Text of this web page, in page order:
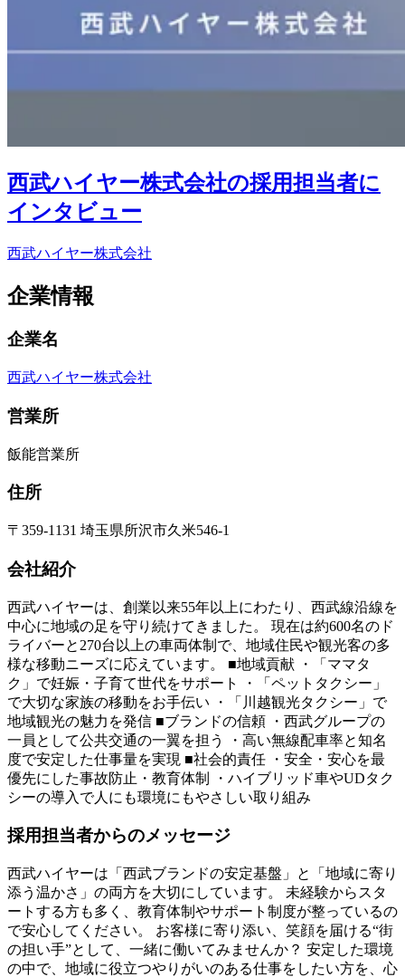
西武ハイヤー株式会社の採用担当者に
インタビュー
西武ハイヤー株式会社
企業情報
企業名
西武ハイヤー株式会社
営業所
飯能営業所
住所
〒359-1131 埼玉県所沢市久米546-1
会社紹介
西武ハイヤーは、創業以来55年以上にわたり、西武線沿線を
中心に地域の足を守り続けてきました。 現在は約600名のド
ライバーと270台以上の車両体制で、地域住民や観光客の多
様な移動ニーズに応えています。 ■地域貢献 ・「ママタ
ク」で妊娠・子育て世代をサポート ・「ペットタクシー」
で大切な家族の移動をお手伝い ・「川越観光タクシー」で
地域観光の魅力を発信 ■ブランドの信頼 ・西武グループの
一員として公共交通の一翼を担う ・高い無線配車率と知名
度で安定した仕事量を実現 ■社会的責任 ・安全・安心を最
優先にした事故防止・教育体制 ・ハイブリッド車やUDタク
シーの導入で人にも環境にもやさしい取り組み
採用担当者からのメッセージ
西武ハイヤーは「西武ブランドの安定基盤」と「地域に寄り
添う温かさ」の両方を大切にしています。 未経験からスタ
ートする方も多く、教育体制やサポート制度が整っているの
で安心してください。 お客様に寄り添い、笑顔を届ける“街
の担い手”として、一緒に働いてみませんか？ 安定した環境
の中で、地域に役立つやりがいのある仕事をしたい方を、心